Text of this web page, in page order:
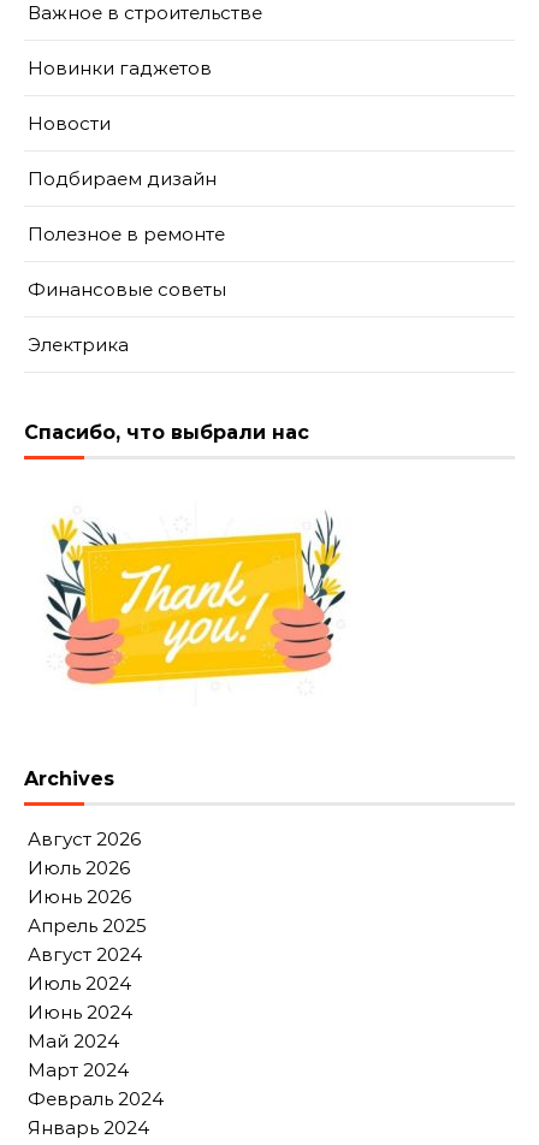
Важное в строительстве
Новинки гаджетов
Новости
Подбираем дизайн
Полезное в ремонте
Финансовые советы
Электрика
Спасибо, что выбрали нас
Archives
Август 2026
Июль 2026
Июнь 2026
Апрель 2025
Август 2024
Июль 2024
Июнь 2024
Май 2024
Март 2024
Февраль 2024
Январь 2024